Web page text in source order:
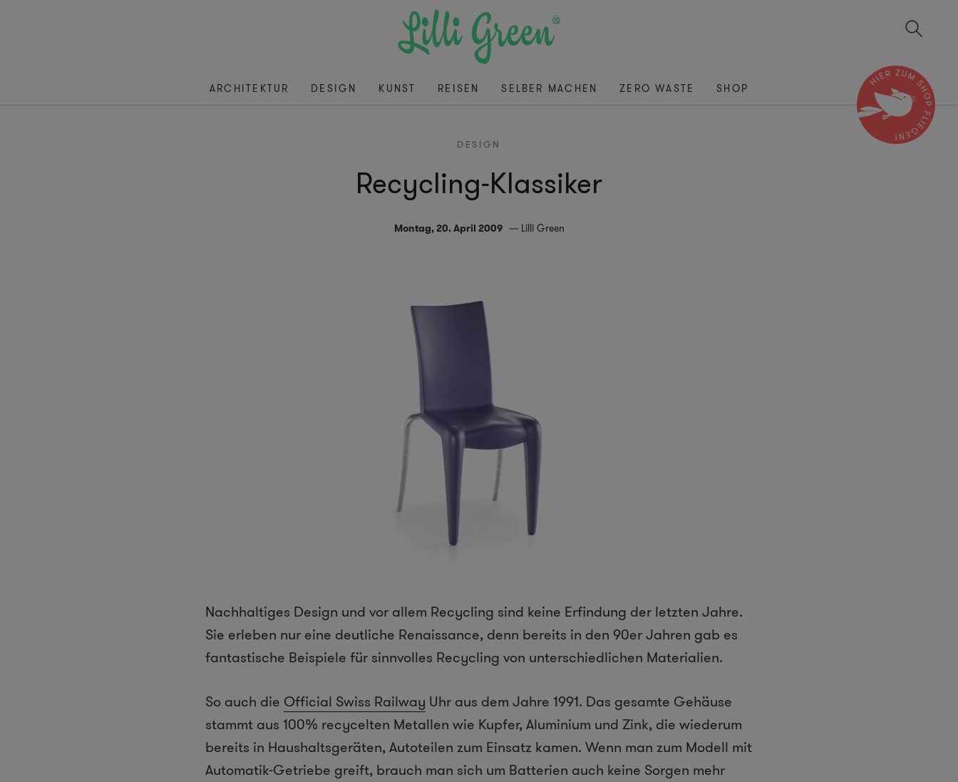
ARCHITEKTUR DESIGN KUNST REISEN SELBER MACHEN ZERO WASTE SHOP
DESIGN
Recycling-Klassiker
Montag, 20. April 2009 Lilli Green
Nachhaltiges Design und vor allem Recycling sind keine Erfindung der letzten Jahre.
Sie erleben nur eine deutliche Renaissance, denn bereits in den 90er Jahren gab es
fantastische Beispiele für sinnvolles Recycling von unterschiedlichen Materialien.
So auch die Official Swiss Railway Uhr aus dem Jahre 1991. Das gesamte Gehäuse
stammt aus 100% recycelten Metallen wie Kupfer, Aluminium und Zink, die wiederum
bereits in Haushaltsgeräten, Autoteilen zum Einsatz kamen. Wenn man zum Modell mit
Automatik-Getriebe greift, brauch man sich um Batterien auch keine Sorgen mehr